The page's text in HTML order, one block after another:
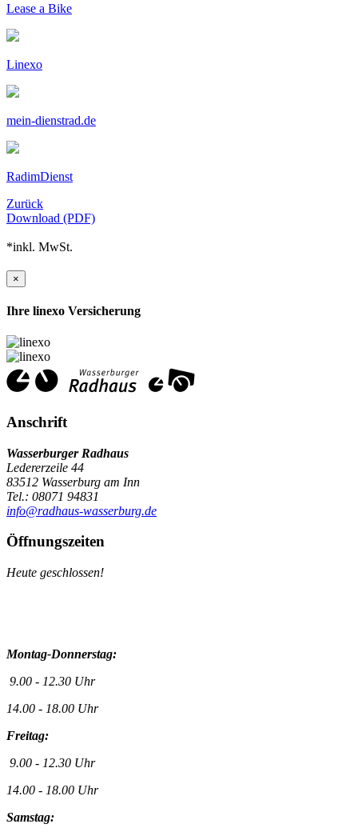
Lease a Bike
Linexo
mein-dienstrad.de
RadimDienst
Zurück
Download (PDF)
*inkl. MwSt.
×
Ihre linexo Versicherung
Anschrift
Wasserburger Radhaus
Ledererzeile 44
83512 Wasserburg am Inn
Tel.: 08071 94831
info@radhaus-wasserburg.de
Öffnungszeiten
Heute geschlossen!
Montag-Donnerstag:
9.00 - 12.30 Uhr
14.00 - 18.00 Uhr
Freitag:
9.00 - 12.30 Uhr
14.00 - 18.00 Uhr
Samstag: